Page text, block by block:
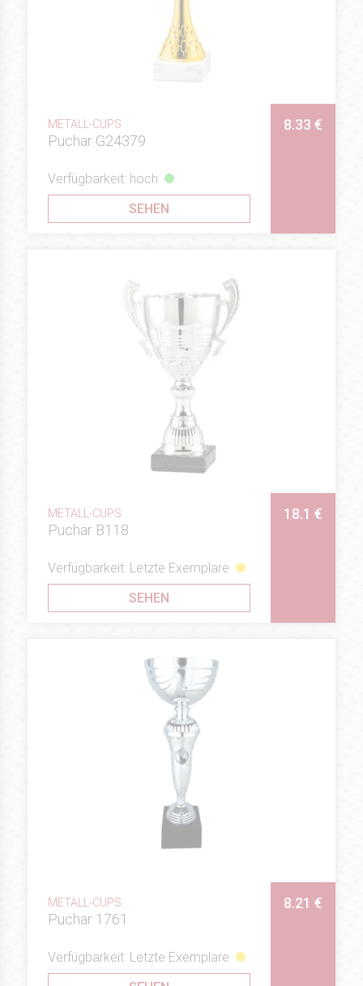
METALL-CUPS
Puchar G24379
8.33 €
Verfügbarkeit: hoch
SEHEN
METALL-CUPS
Puchar B118
18.1 €
Verfügbarkeit: Letzte Exemplare
SEHEN
METALL-CUPS
Puchar 1761
8.21 €
Verfügbarkeit: Letzte Exemplare